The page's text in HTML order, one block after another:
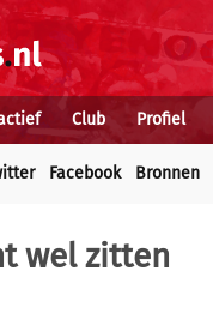
Club Profiel
Facebook Bronnen
wel zitten